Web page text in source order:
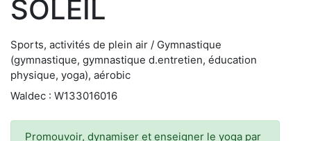
SOLEIL
Sports, activités de plein air / Gymnastique
(gymnastique, gymnastique d.entretien, éducation
physique, yoga), aérobic
Waldec : W133016016
Promouvoir, dynamiser et enseigner le yoga par